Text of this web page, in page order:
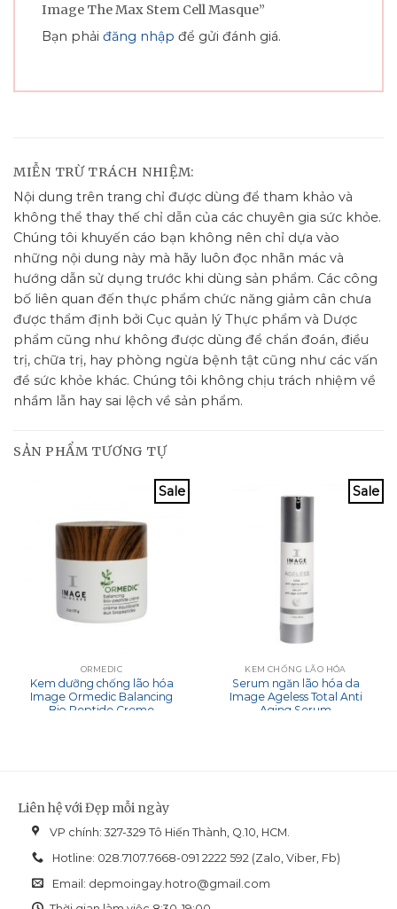
Image The Max Stem Cell Masque”
Bạn phải đăng nhập để gửi đánh giá.
MIỄN TRỪ TRÁCH NHIỆM:
Nội dung trên trang chỉ được dùng để tham khảo và
không thể thay thế chỉ dẫn của các chuyên gia sức khỏe.
Chúng tôi khuyến cáo bạn không nên chỉ dựa vào
những nội dung này mà hãy luôn đọc nhãn mác và
hướng dẫn sử dụng trước khi dùng sản phẩm. Các công
bố liên quan đến thực phẩm chức năng giảm cân chưa
được thẩm định bởi Cục quản lý Thực phẩm và Dược
phẩm cũng như không được dùng để chẩn đoán, điều
trị, chữa trị, hay phòng ngừa bệnh tật cũng như các vấn
đề sức khỏe khác. Chúng tôi không chịu trách nhiệm về
nhầm lẫn hay sai lệch về sản phẩm.
SẢN PHẨM TƯƠNG TỰ
Sale
ORMEDIC
Kem dưỡng chống lão hóa
Image Ormedic Balancing
Bio Peptide Creme
Sale
KEM CHỐNG LÃO HÓA
Serum ngăn lão hóa da
Image Ageless Total Anti
Aging Serum
Liên hệ với Đẹp mỗi ngày
VP chính: 327-329 Tô Hiến Thành, Q.10, HCM.
Hotline: 028.7107.7668-091 2222 592 (Zalo, Viber, Fb)
Email: depmoingay.hotro@gmail.com